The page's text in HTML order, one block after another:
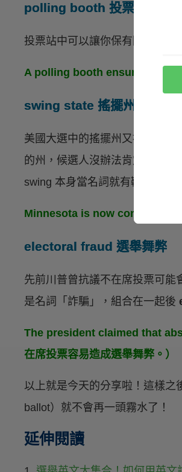
polling booth 投票亭
投票站中可以讓你保有隱私投票
A polling booth ensures a
swing state 搖擺州
美國大選中的搖擺州又被稱為
的州，候選人沒辦法肯定能獲得
swing 本身當名詞就有鞦韆的意思
Minnesota is now considered
electoral fraud 選舉舞弊
先前川普曾抗議不在席投票可能
是名詞「詐騙」，組合在一起後
The president claimed that
在席投票容易造成選舉舞弊。）
以上就是今天的分享啦！這樣之
ballot）就不會再一頭霧水了！
延伸閱讀